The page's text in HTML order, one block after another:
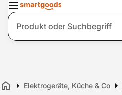
Suche
Home Elektrogeräte, Küche & Co